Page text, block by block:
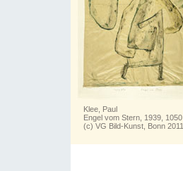
Klee, Paul
Engel vom Stern, 1939, 1050
(c) VG Bild-Kunst, Bonn 2011